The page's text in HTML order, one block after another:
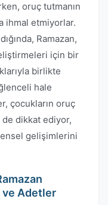
oruç tutmanın
ihmal etmiyorlar.
Ramazan,
için bir
birlikte
hale
çocukların oruç
dikkat ediyor,
gelişimlerini
ve Adetler